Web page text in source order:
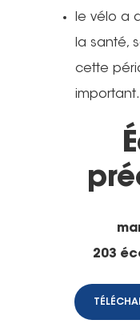
le vélo a
la santé,
cette
important.
203